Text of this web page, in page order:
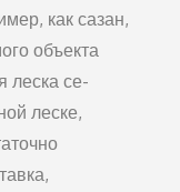
как сазан,
объекта
леска се­
леске,